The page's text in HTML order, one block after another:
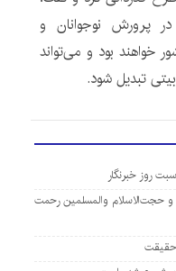
پرورش نوجوانان و
خواهند بود و می‌تواند
تبدیل شود.
روز خبرنگار
و حجت‌الاسلام والمسلمین رحمت
حقیقت